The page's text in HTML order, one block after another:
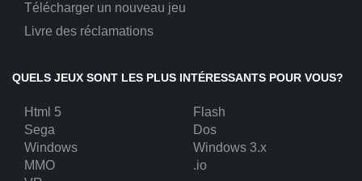
Télécharger un nouveau jeu
Livre des réclamations
QUELS JEUX SONT LES PLUS INTÉRESSANTS POUR VOUS?
Html 5
Flash
Sega
Dos
Windows
Windows 3.x
MMO
.io